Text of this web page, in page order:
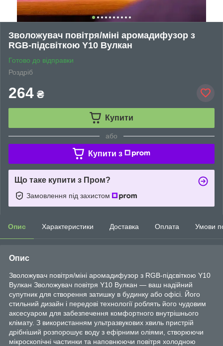
Зволожувач повітря/міні аромадифузор з
RGB-підсвіткою Y10 Вулкан
Готово до відправки
Роздріб
264 ₴
Купити
або
Купити з
Що таке купити з Пром?
Замовлення під захистом
Опис Характеристики Доставка Оплата Умови
Опис
Зволожувач повітря/міні аромадифузор з RGB-підсвіткою Y10
Вулкан Зволожувач повітря Y10 Вулкан — ваш надійний
супутник для створення затишку в будинку або офісі. Його
стильний дизайн і передові технології роблять його чудовим
аксесуаром для забезпечення комфортного внутрішнього
клімату. З використанням ультразвукових хвиль пристрій
дрібніший розпорошує воду з ефірними оліями, створюючи
мікроскопічні частинки та наповнюючи повітря холодною